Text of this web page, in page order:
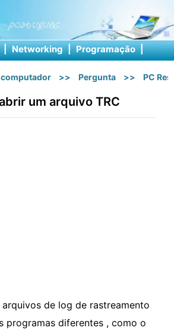
| Networking | Programação |
>> Pergunta >> PC
um arquivo TRC
de log de rastreamento
programas diferentes , como o